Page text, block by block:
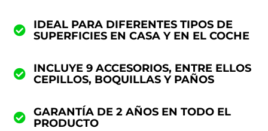
IDEAL PARA DIFERENTES TIPOS DE
SUPERFICIES EN CASA Y EN EL COCHE
INCLUYE 9 ACCESORIOS, ENTRE ELLOS
CEPILLOS, BOQUILLAS Y PAÑOS
GARANTÍA DE 2 AÑOS EN TODO EL
PRODUCTO